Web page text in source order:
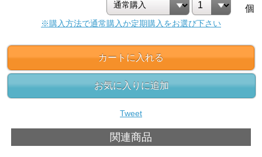
個
※購入方法で通常購入か定期購入をお選び下さい
カートに入れる
お気に入りに追加
Tweet
関連商品